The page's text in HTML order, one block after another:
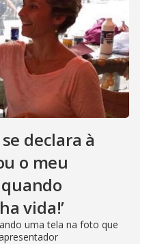
declara à
o meu
vida!’
uma tela na foto que